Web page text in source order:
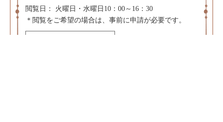
閲覧日：
火曜日・水曜日10：00～16：30
＊閲覧をご希望の場合は、事前に申請が必要です。